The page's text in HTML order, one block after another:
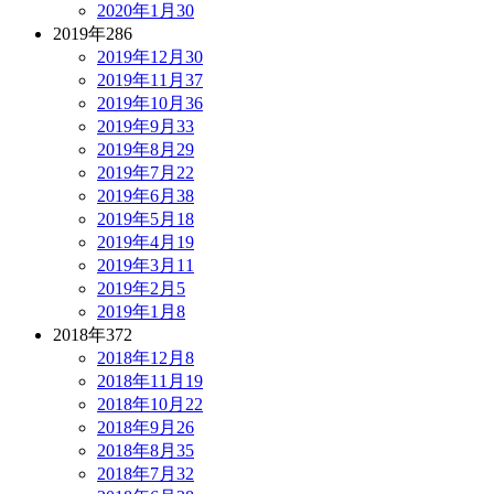
2020年1月 30
2019年286
2019年12月 30
2019年11月 37
2019年10月 36
2019年9月 33
2019年8月 29
2019年7月 22
2019年6月 38
2019年5月 18
2019年4月 19
2019年3月 11
2019年2月 5
2019年1月 8
2018年372
2018年12月 8
2018年11月 19
2018年10月 22
2018年9月 26
2018年8月 35
2018年7月 32